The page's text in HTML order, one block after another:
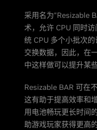
采用名为“Resizable
术，允许 CPU 同时
统 CPU 多个小批次
交换数据，因此，在
中这样做可以提升某
Resizable BAR 可在
这有助于提高效率和
用电池畅玩更长时间
助游戏玩家获得更高的